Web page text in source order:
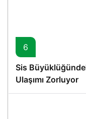
6
Sis
Ulaşımı Zorluyor